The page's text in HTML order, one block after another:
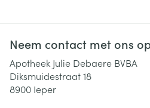
Neem contact met ons
Apotheek Julie Debaere BVBA
Diksmuidestraat 18
8900 Ieper